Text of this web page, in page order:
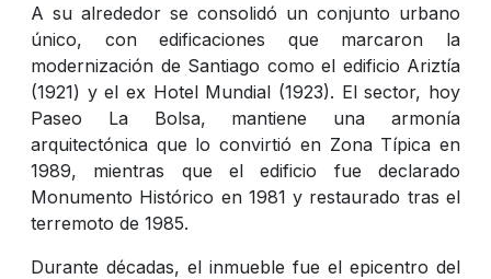
A su alrededor se consolidó un conjunto urbano
único, con edificaciones que marcaron la
modernización de Santiago como el edificio Ariztía
(1921) y el ex Hotel Mundial (1923). El sector, hoy
Paseo La Bolsa, mantiene una armonía
arquitectónica que lo convirtió en Zona Típica en
1989, mientras que el edificio fue declarado
Monumento Histórico en 1981 y restaurado tras el
terremoto de 1985.
Durante décadas, el inmueble fue el epicentro del